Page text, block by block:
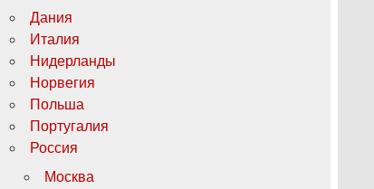
Дания
Италия
Нидерланды
Норвегия
Польша
Португалия
Россия
Москва